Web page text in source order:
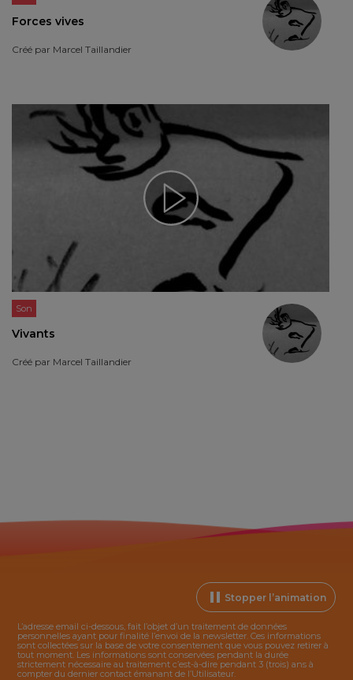
Forces vives
Créé par Marcel Taillandier
Son
Vivants
Créé par Marcel Taillandier
Stopper l’animation
L’adresse email ci-dessous, fait l’objet d’un traitement de données
personnelles ayant pour finalité l’envoi de la newsletter. Ces informations
sont collectées sur la base de votre consentement que vous pouvez retirer à
tout moment. Les informations sont conservées pendant la durée
strictement nécessaire au traitement c’est-à-dire pendant 3 (trois) ans à
compter du dernier contact émanant de l’Utilisateur.